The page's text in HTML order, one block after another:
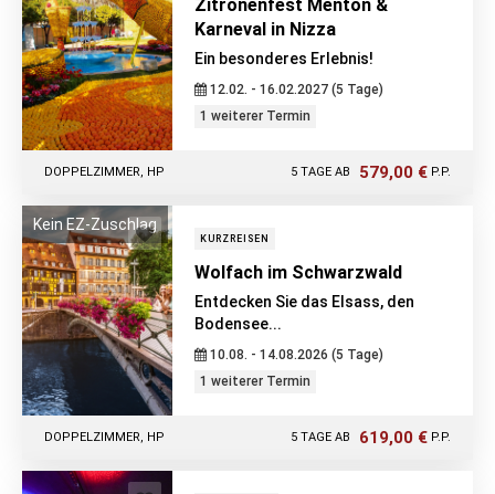
Zitronenfest Menton &
Karneval in Nizza
Ein besonderes Erlebnis!
12.02. - 16.02.2027 (5 Tage)
1 weiterer Termin
5 TAGE AB 579,00 € P.P.
DOPPELZIMMER, HP
Kein EZ-Zuschlag
KURZREISEN
Wolfach im Schwarzwald
Entdecken Sie das Elsass, den
Bodensee...
10.08. - 14.08.2026 (5 Tage)
1 weiterer Termin
5 TAGE AB 619,00 € P.P.
DOPPELZIMMER, HP